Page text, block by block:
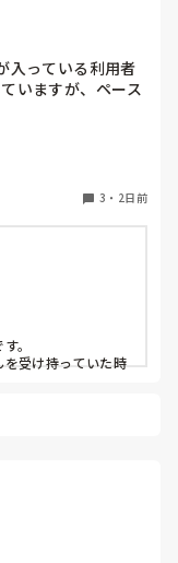
入っている利用者
いますが、ペース
がいい点あれば教
3 ・ 2日前
。
受け持っていた時
・不整脈のサイン